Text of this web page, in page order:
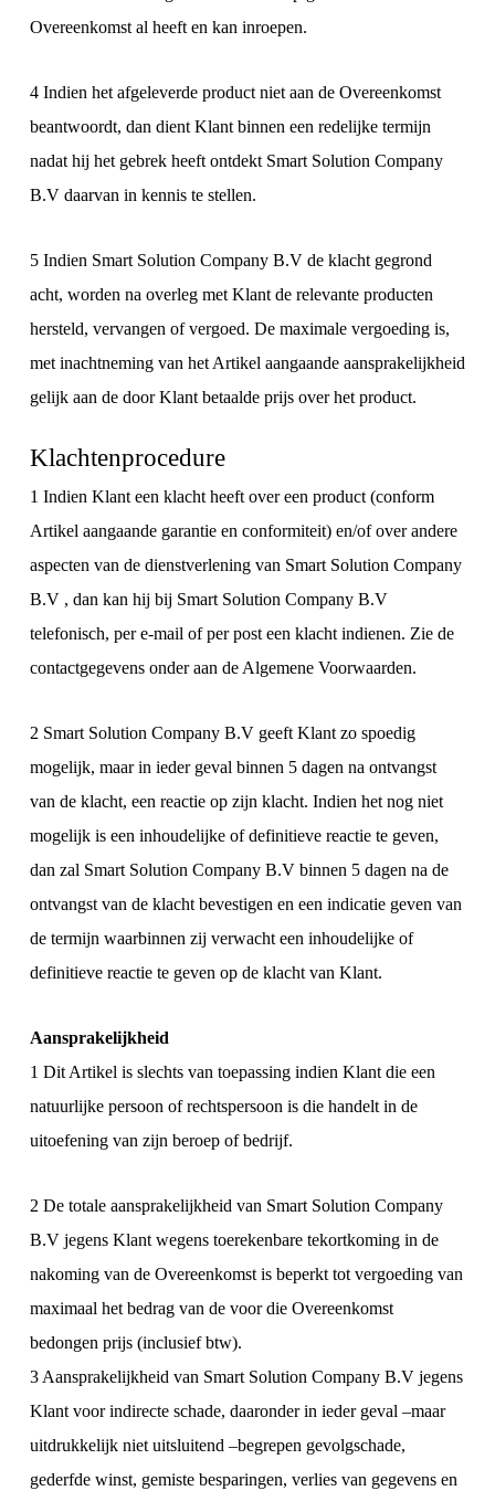
Overeenkomst al heeft en kan inroepen.
4 Indien het afgeleverde product niet aan de Overeenkomst
beantwoordt, dan dient Klant binnen een redelijke termijn
nadat hij het gebrek heeft ontdekt Smart Solution Company
B.V daarvan in kennis te stellen.
5 Indien Smart Solution Company B.V de klacht gegrond
acht, worden na overleg met Klant de relevante producten
hersteld, vervangen of vergoed. De maximale vergoeding is,
met inachtneming van het Artikel aangaande aansprakelijkheid
gelijk aan de door Klant betaalde prijs over het product.
Klachtenprocedure
1 Indien Klant een klacht heeft over een product (conform
Artikel aangaande garantie en conformiteit) en/of over andere
aspecten van de dienstverlening van Smart Solution Company
B.V , dan kan hij bij Smart Solution Company B.V
telefonisch, per e-mail of per post een klacht indienen. Zie de
contactgegevens onder aan de Algemene Voorwaarden.
2 Smart Solution Company B.V geeft Klant zo spoedig
mogelijk, maar in ieder geval binnen 5 dagen na ontvangst
van de klacht, een reactie op zijn klacht. Indien het nog niet
mogelijk is een inhoudelijke of definitieve reactie te geven,
dan zal Smart Solution Company B.V binnen 5 dagen na de
ontvangst van de klacht bevestigen en een indicatie geven van
de termijn waarbinnen zij verwacht een inhoudelijke of
definitieve reactie te geven op de klacht van Klant.
Aansprakelijkheid
1 Dit Artikel is slechts van toepassing indien Klant die een
natuurlijke persoon of rechtspersoon is die handelt in de
uitoefening van zijn beroep of bedrijf.
2 De totale aansprakelijkheid van Smart Solution Company
B.V jegens Klant wegens toerekenbare tekortkoming in de
nakoming van de Overeenkomst is beperkt tot vergoeding van
maximaal het bedrag van de voor die Overeenkomst
bedongen prijs (inclusief btw).
3 Aansprakelijkheid van Smart Solution Company B.V jegens
Klant voor indirecte schade, daaronder in ieder geval –maar
uitdrukkelijk niet uitsluitend –begrepen gevolgschade,
gederfde winst, gemiste besparingen, verlies van gegevens en